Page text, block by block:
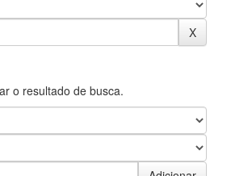
o resultado de busca.